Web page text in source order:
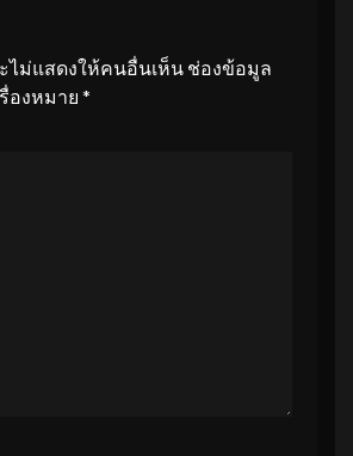
ไม่แสดงให้คนอื่นเห็น ช่องข้อมูล
องหมาย *